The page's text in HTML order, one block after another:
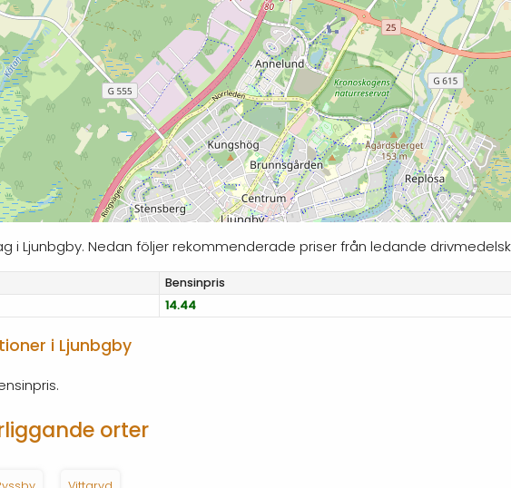
i Ljunbgby. Nedan följer rekommenderade priser från ledande
Bensinpris
14.44
i Ljunbgby
orter